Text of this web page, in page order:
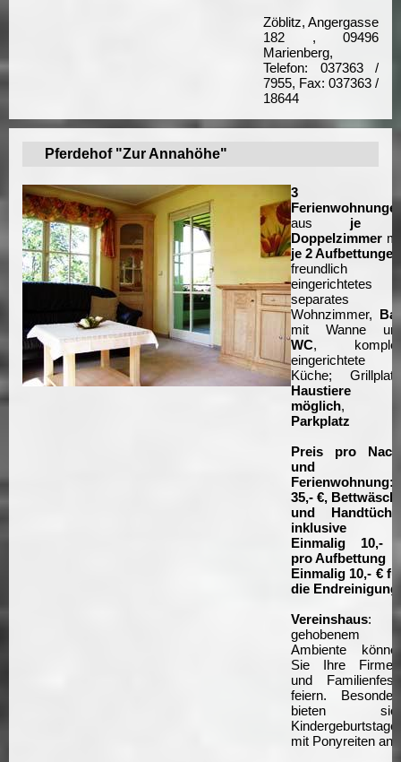
Zöblitz, Angergasse
182 , 09496
Marienberg,
Telefon: 037363 /
7955, Fax: 037363 /
18644
Pferdehof "Zur Annahöhe"
3
aus je
Doppelzimmer
je 2 Aufbettungen
freundlich
eingerichtetes
separates
Wohnzimmer,
mit Wanne
WC,
eingerichtete
Küche;
Haustiere
möglich,
Parkplatz
Preis pro
und
Ferienwohnung:
35,- €,
und
inklusive
Einmalig 10,-
pro Aufbettung
Einmalig 10,- €
die Endreinigung
Vereinshaus:
gehobenem
Ambiente
Sie Ihre
und
feiern.
bieten
Kindergeburtstage
mit Ponyreiten an.